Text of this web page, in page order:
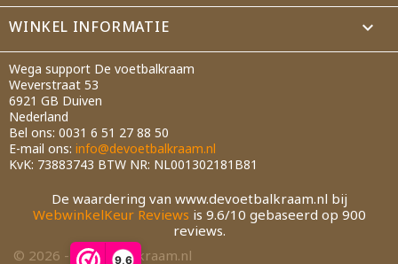
9,6
WINKEL INFORMATIE keyboard_arrow_down
Wega support De voetbalkraam
Weverstraat 53
6921 GB Duiven
Nederland
Bel ons: 0031 6 51 27 88 50
E-mail ons: info@devoetbalkraam.nl
KvK: 73883743 BTW NR: NL001302181B81
De waardering van www.devoetbalkraam.nl bij
WebwinkelKeur Reviews is 9.6/10 gebaseerd op 900
reviews.
© 2026 - devoetbalkraam.nl